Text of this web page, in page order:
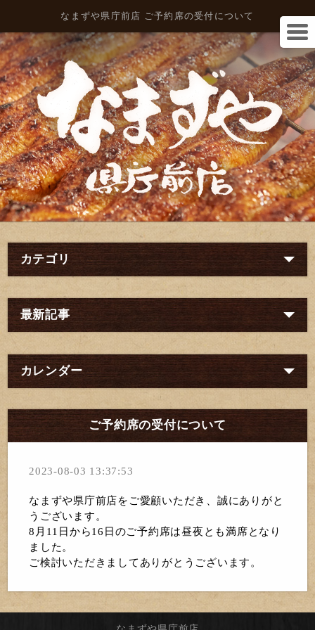
なまずや県庁前店 ご予約席の受付について
カテゴリ
最新記事
カレンダー
ご予約席の受付について
2023-08-03 13:37:53
なまずや県庁前店をご愛顧いただき、 誠にありがと
うございます。
8月11日から16日のご予約席は昼夜とも満席となり
ました。
ご検討いただきましてありがとうございます。